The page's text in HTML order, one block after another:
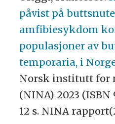
påvist på
amfibiesykdom
populasjoner av
temporaria, i
Norsk institutt for
(NINA) 2023
12 s. NINA